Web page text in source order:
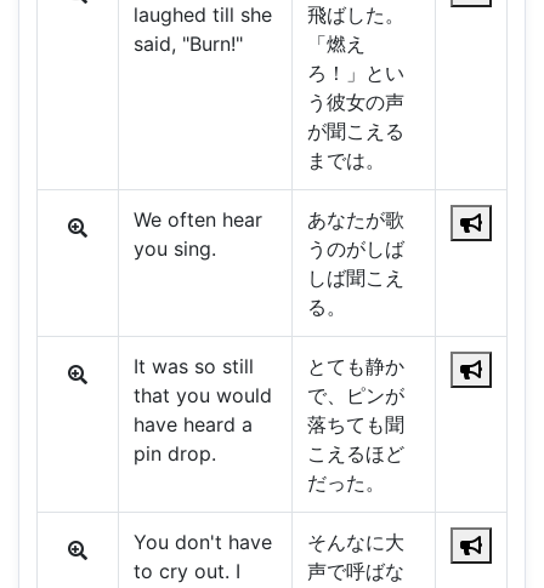
laughed till she
said, "Burn!"
飛ばした。
「燃え
ろ！」とい
う彼女の声
が聞こえる
までは。
We often hear
you sing.
あなたが歌
うのがしば
しば聞こえ
る。
It was so still
that you would
have heard a
pin drop.
とても静か
で、ピンが
落ちても聞
こえるほど
だった。
You don't have
to cry out. I
そんなに大
声で呼ばな